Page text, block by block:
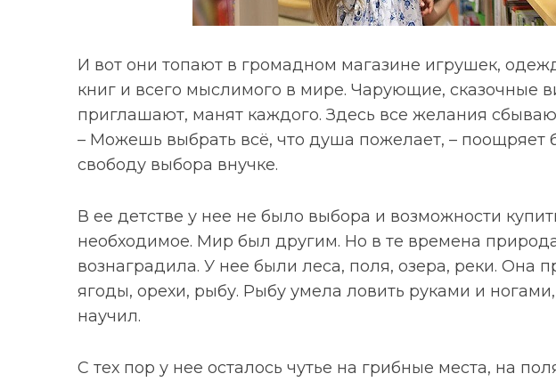
И вот они топают в громадном магазине игрушек,
книг и всего мыслимого в мире. Чарующие, сказочные
приглашают, манят каждого. Здесь все желания
– Можешь выбрать всё, что душа пожелает, – поощряет
свободу выбора внучке.
В ее детстве у нее не было выбора и возможности
необходимое. Мир был другим. Но в те времена
вознаградила. У нее были леса, поля, озера, реки. Она
ягоды, орехи, рыбу. Рыбу умела ловить руками и ногами,
научил.
С тех пор у нее осталось чутье на грибные места, на